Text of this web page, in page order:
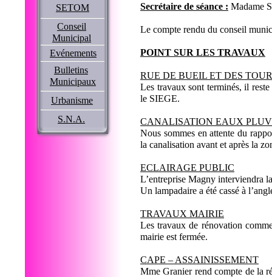
Secrétaire de séance : Madame
Le compte rendu du conseil
POINT SUR LES TRAVAUX
RUE DE BUEIL ET DES
Les travaux sont terminés, il
le SIEGE.
CANALISATION EAUX
Nous sommes en attente du
la canalisation avant et après la
ECLAIRAGE PUBLIC
L’entreprise Magny interviendra
Un lampadaire a été cassé à
TRAVAUX MAIRIE
Les travaux de rénovation
mairie est fermée.
CAPE – ASSAINISSEMENT
Mme Granier rend compte de la
SETOM
Conseil
Municipal
Evénements
Bulletins
Municipaux
Urbanisme
S.N.A.